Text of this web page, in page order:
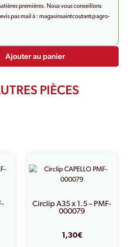
premières. Nous vous conseillons
pas mail à : magasinsaintcoutant@agro-
Ajouter au panier
PIÈCES
Circlip A35 x 1.5 – PMF-
000079
1,30€